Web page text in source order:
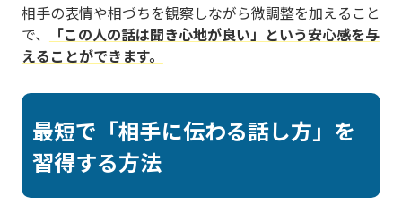
相手の表情や相づちを観察しながら微調整を加えること
で、
「この人の話は聞き心地が良い」という安心感を与
えることができます。
最短で「相手に伝わる話し方」を
習得する方法